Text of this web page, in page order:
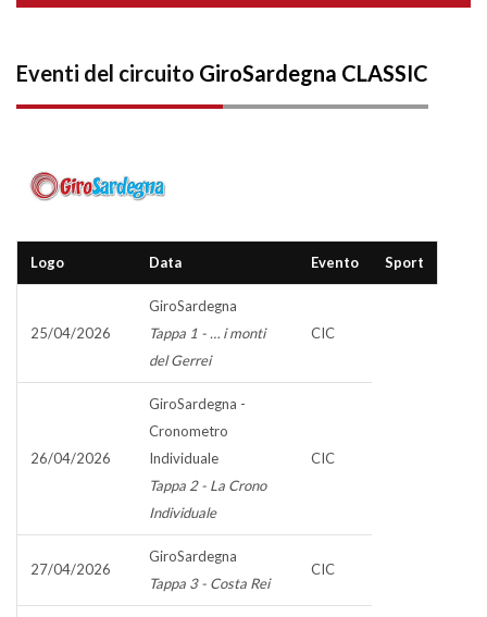
Eventi del circuito GiroSardegna CLASSIC
Logo Data Evento Sport
25/04/2026
GiroSardegna
Tappa 1 - … i monti
del Gerrei
CIC
26/04/2026
GiroSardegna -
Cronometro
Individuale
Tappa 2 - La Crono
Individuale
CIC
27/04/2026
GiroSardegna
Tappa 3 - Costa Rei
CIC